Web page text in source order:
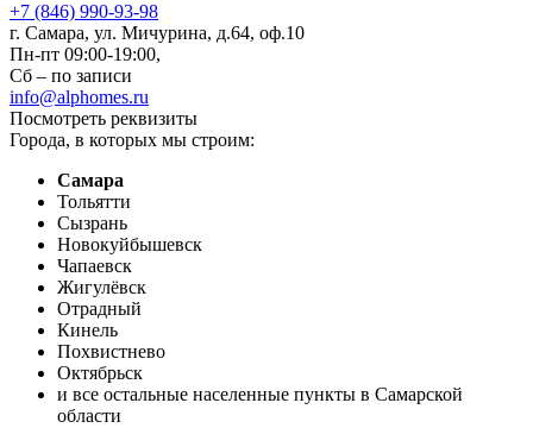
+7 (846) 990-93-98
г. Самара, ул. Мичурина, д.64, оф.10
Пн-пт 09:00-19:00,
Сб – по записи
info@alphomes.ru
Посмотреть реквизиты
Города, в которых мы строим:
Самара
Тольятти
Сызрань
Новокуйбышевск
Чапаевск
Жигулёвск
Отрадный
Кинель
Похвистнево
Октябрьск
и все остальные населенные пункты в Самарской
области